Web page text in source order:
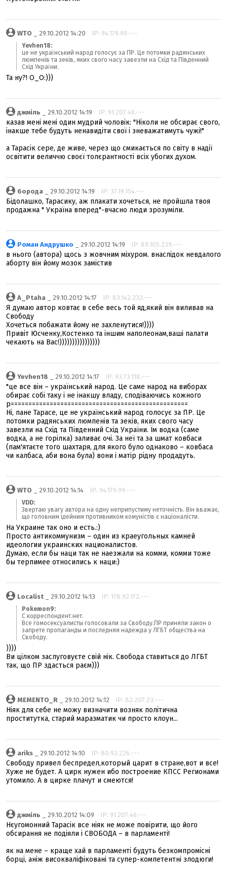
WTO _ 29.10.2012 14:20 IP: 94.179.99.---
Yevhen18:
це не український народ голосує за ПР. Це потомки радянських
люмпенів та зеків, яких свого часу завезли на Схід та Південний
Схід України.
Та ну?! О_О:)))
джміль _ 29.10.2012 14:19 IP: 91.207.46.---
казав мені мені один мудрий чоловік: "Ніколи не обсирає свого,
інакше тебе будуть ненавидіти свої і зневажатимуть чужі!"
а Тарасік сере, де живе, через що смикається по світу в надії
освітити величчю своєї толєрантності всіх убогих духом.
борода _ 29.10.2012 14:19 IP: 37.19.154.---
Бідолашко, Тарасику, аж плакати хочеться, не пройшла твоя
продажна " Україна вперед"-вчасно люди зрозуміли.
Роман Андрушко _ 29.10.2012 14:19 IP: 89.105.239.---
в нього (автора) щось з жовчним міхуром. внаслідок невдалого
аборту він йому мозок замістив
A_Ptaha _ 29.10.2012 14:17 IP: 83.142.232.---
Я думаю автор ковтає в себе весь той яд,який він виливав на
Свободу
Хочеться побажати йому не захленутися!))))
Привіт Юсченку,Костенко та іншим наполеонам,ваші палати
чекають на Вас!))))))))))))))))
Yevhen18 _ 29.10.2012 14:17 IP: 93.73.118.---
"це все він – український народ. Це саме народ на виборах
обирає собі таку і не інакшу владу, сподіваючись кожного
р==================================================
Ні, пане Тарасе, це не український народ голосує за ПР. Це
потомки радянських люмпенів та зеків, яких свого часу
завезли на Схід та Південний Схід України. Їм водка (саме
водка, а не горілка) заливає очі. За неї та за шмат ковбаси
(пам'ятаєте того шахтаря, для якого було однаково – ковбаса
чи калбаса, аби вона була) вони і матір рідну продадуть.
WTO _ 29.10.2012 14:14 IP: 94.179.99.---
VDD:
Звертаю увагу автора на одну неприпустиму неточність. Він вважає,
що головним ідейним противником комуністів є націоналісти.
На Украине так оно и есть.:)
Просто антикоммунизм – один из краеугольных камней
идеологии украинских националистов.
Думаю, если бы наци так не наезжали на комми, комми тоже
бы терпимее относились к наци:)
Localist _ 29.10.2012 14:13 IP: 178.92.172.---
Pokemon9:
С корреспондент.нет.
Все гомосексуалисты голосовали за Свободу.ПР приняли закон о
запрете пропаганды и последняя надежда у ЛГБТ общества на
Свободу.
))))
Ви цілком заслуговуєте свій нік. Свобода ставиться до ЛГБТ
так, що ПР здасться раєм)))
MEMENTO_R _ 29.10.2012 14:12 IP: 82.207.23.---
Ніяк для себе не можу визначити возняк політична
проститутка, старий маразматик чи просто клоун...
ariks _ 29.10.2012 14:10 IP: 80.92.226.---
Свободу привел беспредел,который царит в стране,вот и все!
Хуже не будет. А цирк нужен ибо построение КПСС Регионами
утомило. А в цирке плачут и смеются!
джміль _ 29.10.2012 14:09 IP: 91.207.46.---
Нєугомонний Тарасік все ніяк не може повірити, що його
обсирання не подіяли і СВОБОДА – в парламенті!
як на мене – краще хай в парламенті будуть безкомпромісні
борці, аніж високваліфіковані та супер-компетентні злодюги!